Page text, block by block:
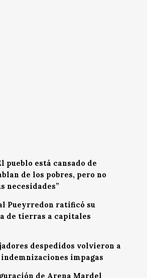
pueblo está cansado de
de los pobres, pero no
necesidades”
Pueyrredon ratificó su
de tierras a capitales
despedidos volvieron a
impagas
de Arena Mardel